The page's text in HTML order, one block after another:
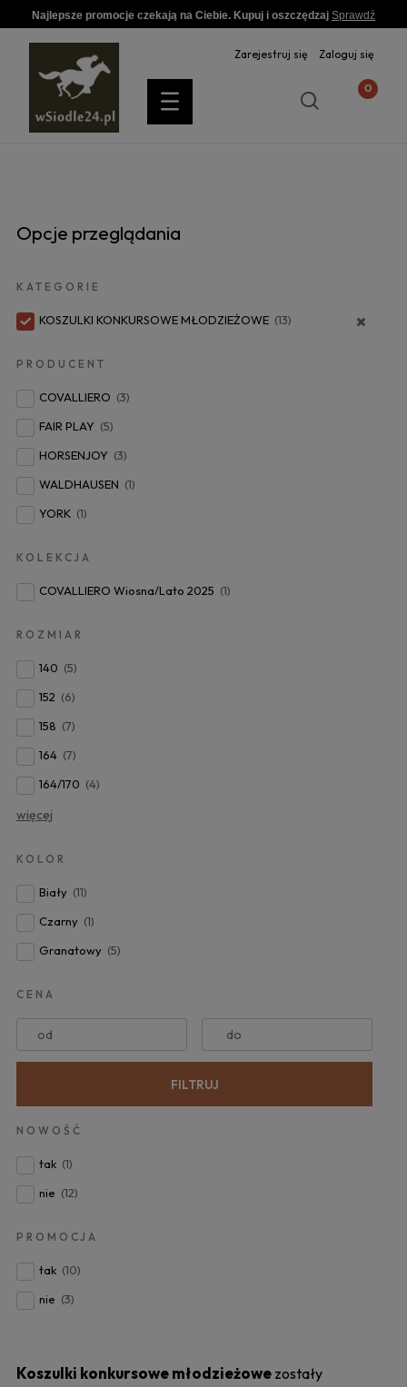
Najlepsze promocje czekają na Ciebie. Kupuj i oszczędzaj Sprawdź
Zarejestruj się Zaloguj się
Opcje przeglądania
KATEGORIE
KOSZULKI KONKURSOWE MŁODZIEŻOWE (13)
PRODUCENT
COVALLIERO (3)
FAIR PLAY (5)
HORSENJOY (3)
WALDHAUSEN (1)
YORK (1)
KOLEKCJA
COVALLIERO Wiosna/Lato 2025 (1)
ROZMIAR
140 (5)
152 (6)
158 (7)
164 (7)
164/170 (4)
więcej
KOLOR
Biały (11)
Czarny (1)
Granatowy (5)
CENA
od do
FILTRUJ
NOWOŚĆ
tak (1)
nie (12)
PROMOCJA
tak (10)
nie (3)
Koszulki konkursowe młodzieżowezostały